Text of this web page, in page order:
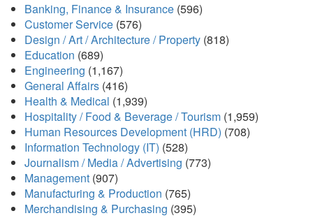
Banking, Finance & Insurance (596)
Customer Service (576)
Design / Art / Architecture / Property (818)
Education (689)
Engineering (1,167)
General Affairs (416)
Health & Medical (1,939)
Hospitality / Food & Beverage / Tourism (1,959)
Human Resources Development (HRD) (708)
Information Technology (IT) (528)
Journalism / Media / Advertising (773)
Management (907)
Manufacturing & Production (765)
Merchandising & Purchasing (395)